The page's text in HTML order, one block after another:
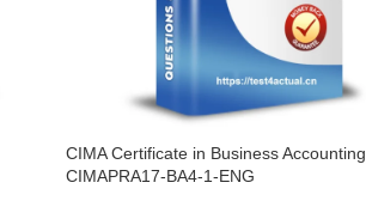
CIMA Certificate in Business Accounting
CIMAPRA17-BA4-1-ENG